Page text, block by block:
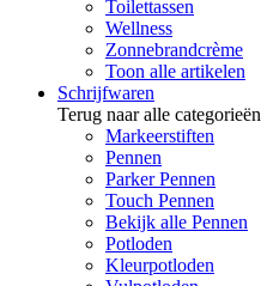
Toilettassen
Wellness
Zonnebrandcrème
Toon alle artikelen
Schrijfwaren
Terug naar alle categorieën
Markeerstiften
Pennen
Parker Pennen
Touch Pennen
Bekijk alle Pennen
Potloden
Kleurpotloden